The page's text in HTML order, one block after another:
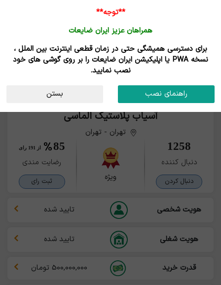
آسیاب پلاستیک الماسی
تهران - تهران
1258
دنبال کننده
دنبال کردن ویژه
85 از 191 رای
رضایت مندی
ثبت رای
هویت شخصی تایید شده
هویت شغلی تایید شده
قدرت خرید 500,000,000 تومان
**توجه**
همراهان عزیز ایران ضایعات
برای دسترسی همیشگی حتی در زمان قطعی اینترنت بین الملل ،
نسخه PWA یا اپلیکیشن ایران ضایعات را بر روی گوشی های خود
نصب نمایید.
راهنمای نصب بستن